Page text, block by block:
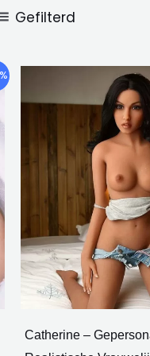
Gefilterd
Catherine –